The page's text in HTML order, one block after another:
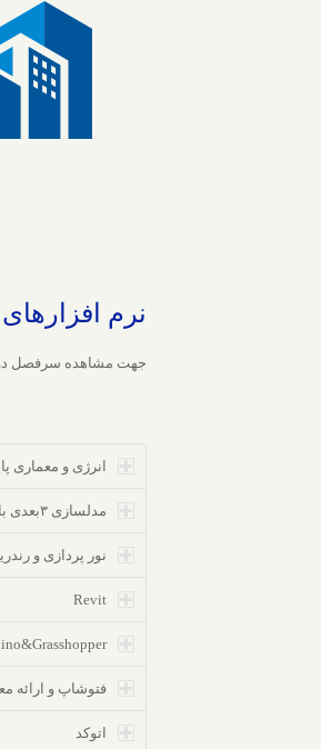
نرم
جهت مشاهده سرفصل
انرژی و معماری
مدلسازی ۳بعدی با نرم افزار max
نور پردازی و
Revit
فتوشاپ و ارائه
اتوکد